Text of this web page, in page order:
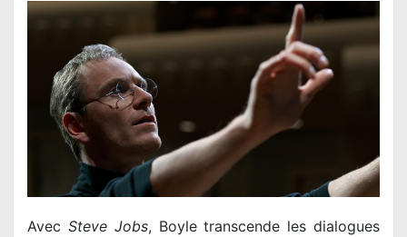
Avec Steve Jobs, Boyle transcende les dialogues